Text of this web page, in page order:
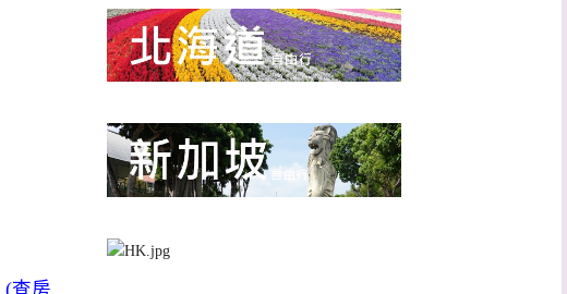
(查房